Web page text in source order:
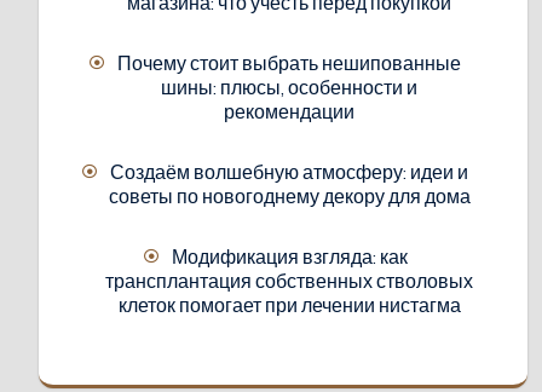
Почему стоит выбрать нешипованные
шины: плюсы, особенности и
рекомендации
Создаём волшебную атмосферу: идеи и
советы по новогоднему декору для дома
Модификация взгляда: как
трансплантация собственных стволовых
клеток помогает при лечении нистагма